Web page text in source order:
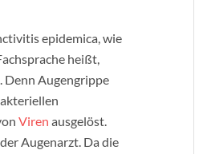
epidemica, wie
heißt,
Augengrippe
Viren ausgelöst.
Augenarzt. Da die